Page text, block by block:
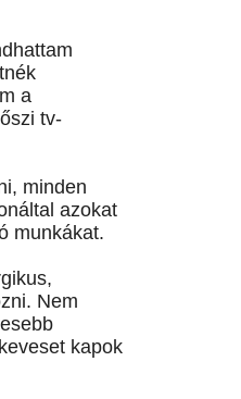
a
tv-
minden
azokat
munkákat.
Nem
kapok